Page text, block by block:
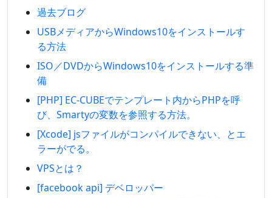
過去ブログ
USBメディアからWindows10をインストールす
る方法
ISO／DVDからWindows10をインストールする準
備
[PHP] EC-CUBEでテンプレート内からPHPを呼
び、Smartyの変数を参照する方法。
[Xcode] jsファイルがコンパイルできない、とエ
ラーがでる。
VPSとは？
[facebook api] デベロッパー